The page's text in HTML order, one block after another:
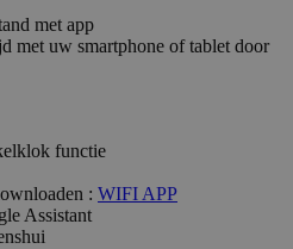
met app
met uw smartphone of tablet door
functie
: WIFI APP
Assistant